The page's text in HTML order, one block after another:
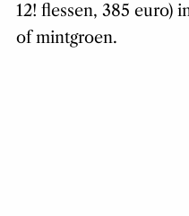
12! flessen, 385 euro)
of mintgroen.